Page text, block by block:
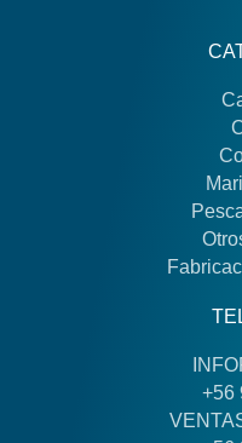
+56